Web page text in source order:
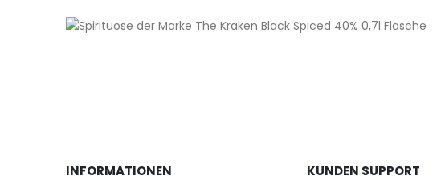
INFORMATIONEN KUNDEN SUPPORT